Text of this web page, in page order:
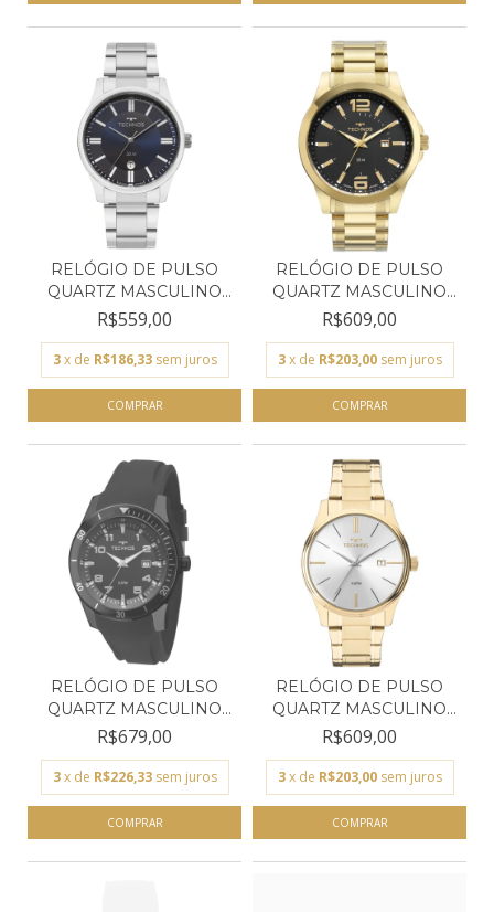
RELÓGIO DE PULSO
QUARTZ MASCULINO
TECHNO...
R$559,00
3 x de R$186,33 sem juros
RELÓGIO DE PULSO
QUARTZ MASCULINO
TECHNO...
R$609,00
3 x de R$203,00 sem juros
RELÓGIO DE PULSO
QUARTZ MASCULINO
TECHNO...
R$679,00
3 x de R$226,33 sem juros
RELÓGIO DE PULSO
QUARTZ MASCULINO
TECHNO...
R$609,00
3 x de R$203,00 sem juros